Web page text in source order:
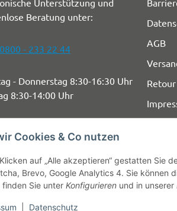
Cookies & Co nutzen
auf „Alle akzeptieren“ gestatten Sie
Brevo, Google Analytics 4. Sie können
finden Sie unter Konfigurieren und in unserer
Datenschutz
Beratung unter:
0800 - 233 22 44
- Donnerstag 8:30-16:30 Uhr
8:30-14:00 Uhr
AGB
Retour